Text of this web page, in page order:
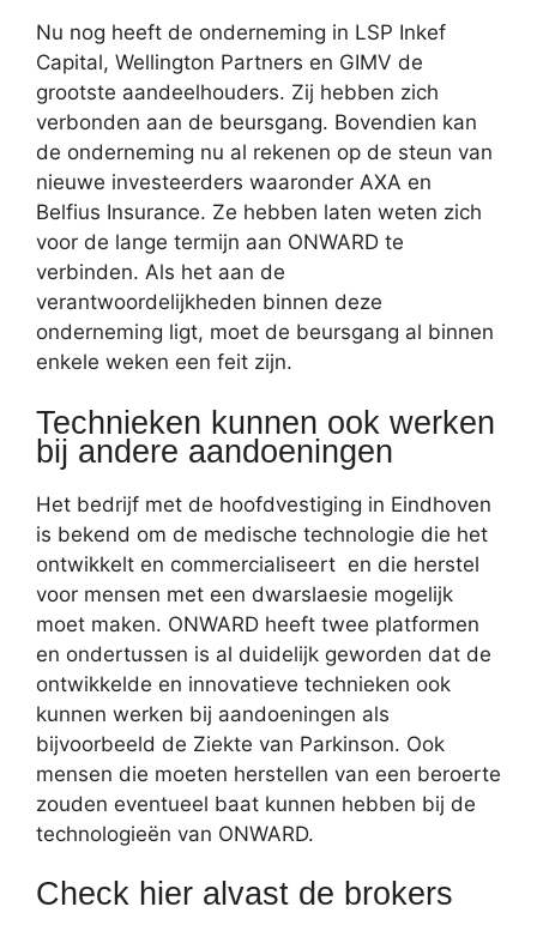
Nu nog heeft de onderneming in LSP Inkef
Capital, Wellington Partners en GIMV de
grootste aandeelhouders. Zij hebben zich
verbonden aan de beursgang. Bovendien kan
de onderneming nu al rekenen op de steun van
nieuwe investeerders waaronder AXA en
Belfius Insurance. Ze hebben laten weten zich
voor de lange termijn aan ONWARD te
verbinden. Als het aan de
verantwoordelijkheden binnen deze
onderneming ligt, moet de beursgang al binnen
enkele weken een feit zijn.
Technieken kunnen ook werken
bij andere aandoeningen
Het bedrijf met de hoofdvestiging in Eindhoven
is bekend om de medische technologie die het
ontwikkelt en commercialiseert en die herstel
voor mensen met een dwarslaesie mogelijk
moet maken. ONWARD heeft twee platformen
en ondertussen is al duidelijk geworden dat de
ontwikkelde en innovatieve technieken ook
kunnen werken bij aandoeningen als
bijvoorbeeld de Ziekte van Parkinson. Ook
mensen die moeten herstellen van een beroerte
zouden eventueel baat kunnen hebben bij de
technologieën van ONWARD.
Check hier alvast de brokers